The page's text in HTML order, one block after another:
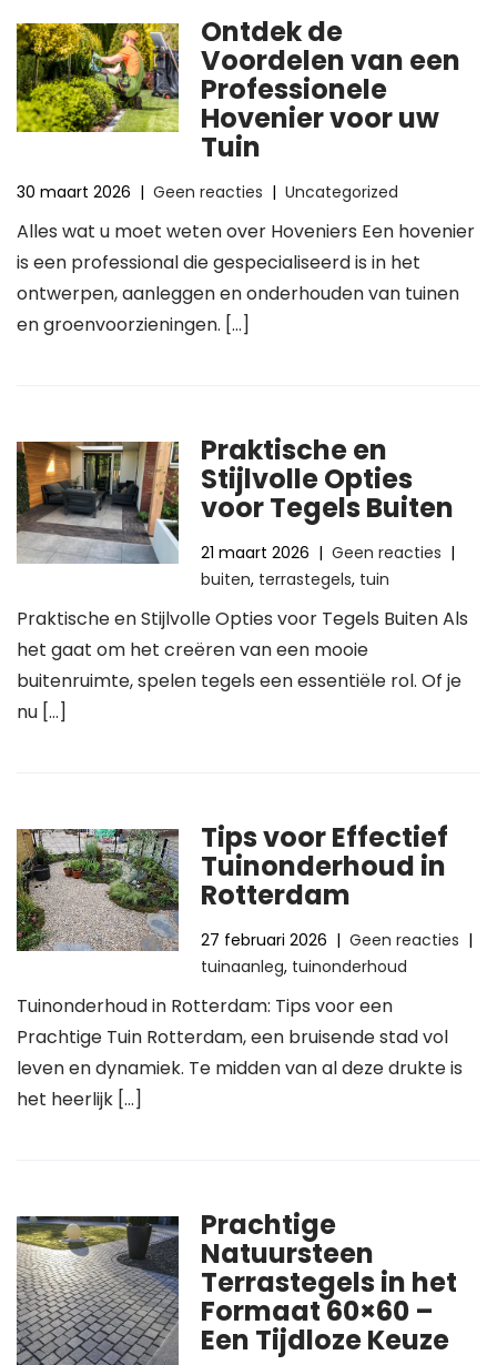
Ontdek de
Voordelen van een
Professionele
Hovenier voor uw
Tuin
30 maart 2026 | Geen reacties | Uncategorized
Alles wat u moet weten over Hoveniers Een hovenier
is een professional die gespecialiseerd is in het
ontwerpen, aanleggen en onderhouden van tuinen
en groenvoorzieningen. […]
Praktische en
Stijlvolle Opties
voor Tegels Buiten
21 maart 2026 |Geen reacties |
buiten, terrastegels, tuin
Praktische en Stijlvolle Opties voor Tegels Buiten Als
het gaat om het creëren van een mooie
buitenruimte, spelen tegels een essentiële rol. Of je
nu […]
Tips voor Effectief
Tuinonderhoud in
Rotterdam
27 februari 2026 |Geen reacties |
tuinaanleg, tuinonderhoud
Tuinonderhoud in Rotterdam: Tips voor een
Prachtige Tuin Rotterdam, een bruisende stad vol
leven en dynamiek. Te midden van al deze drukte is
het heerlijk […]
Prachtige
Natuursteen
Terrastegels in het
Formaat 60×60 –
Een Tijdloze Keuze